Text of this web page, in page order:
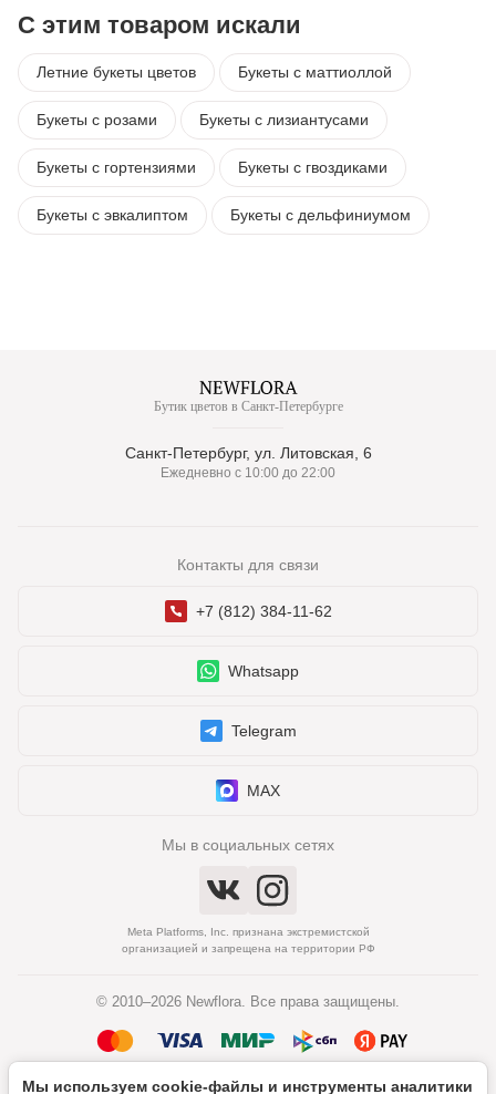
С этим товаром искали
Летние букеты цветов Букеты с маттиоллой
Букеты с розами Букеты с лизиантусами
Букеты с гортензиями Букеты с гвоздиками
Букеты с эвкалиптом Букеты с дельфиниумом
Бутик цветов в Санкт-Петербурге
Санкт-Петербург, ул. Литовская, 6
Ежедневно с 10:00 до 22:00
Контакты для связи
+7 (812) 384-11-62
Whatsapp
Telegram
MAX
Мы в социальных сетях
Meta Platforms, Inc. признана экстремистской
организацией и запрещена на территории РФ
© 2010–2026 Newflora. Все права защищены.
Мы используем cookie‑файлы и инструменты аналитики